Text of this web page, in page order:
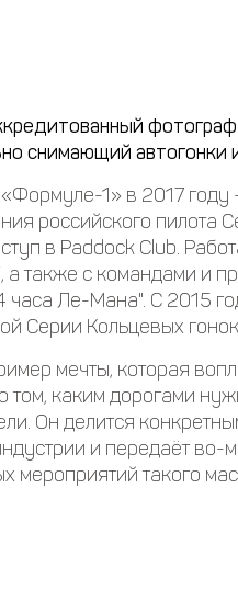
снимающий автогонки
1» в 2017
российского пилота
в Paddock Club.
а также с командами и
часа Ле-Мана". С 2015
Серии Кольцевых
мечты, которая
том, каким дорогами
Он делится
и передаёт
мероприятий такого